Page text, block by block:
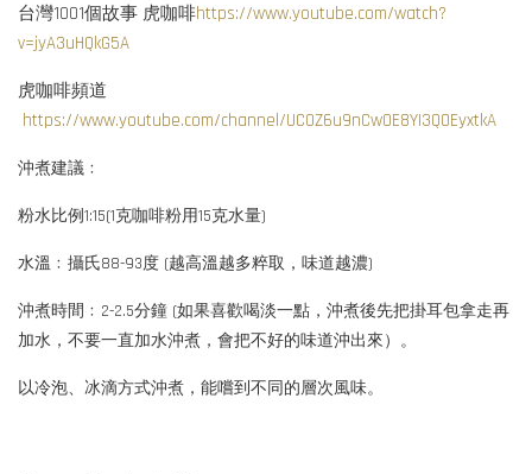
台灣1001個故事 虎咖啡https://www.youtube.com/watch?
v=jyA3uHQkG5A
虎咖啡頻道
https://www.youtube.com/channel/UC0Z6u9nCw0E8YI3QOEyxtkA
沖煮建議﹕
粉水比例1:15(1克咖啡粉用15克水量)
水溫﹕攝氏88-93度 (越高溫越多粹取，味道越濃)
沖煮時間﹕2-2.5分鐘 (如果喜歡喝淡一點，沖煮後先把掛耳包拿走再
加水，不要一直加水沖煮，會把不好的味道沖出來）。
以冷泡、冰滴方式沖煮，能嚐到不同的層次風味。